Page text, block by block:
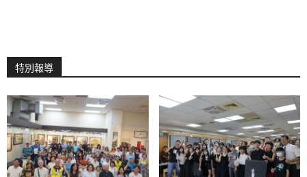
特別報導